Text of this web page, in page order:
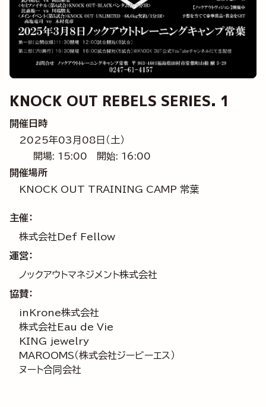
KNOCK OUT REBELS SERIES. 1
開催日時
2025年03月08日（土）
開場: 15:00
開始: 16:00
開催場所
KNOCK OUT TRAINING CAMP 常葉
主催：
株式会社Def Fellow
運営：
ノックアウトマネジメント株式会社
協賛：
inKrone株式会社
株式会社Eau de Vie
KING jewelry
MAROOMS（株式会社ジービーエス）
ヌート合同会社